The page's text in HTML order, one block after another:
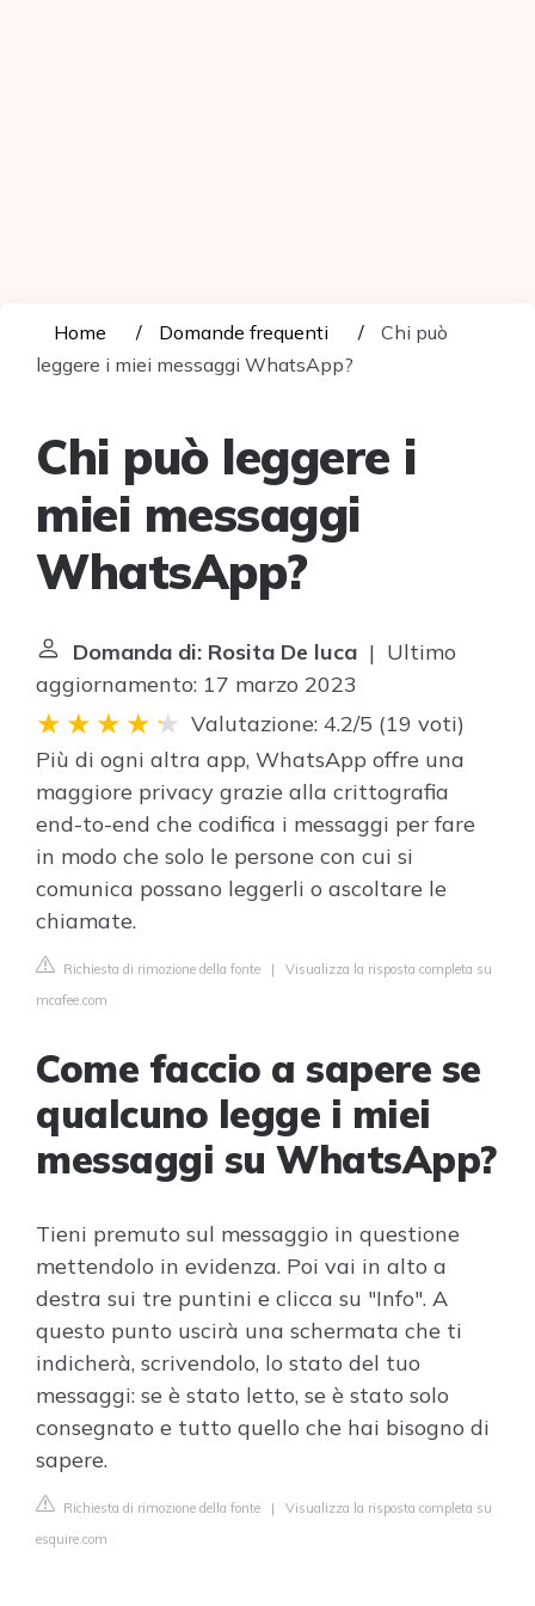
Home Domande frequenti
Chi può
leggere i miei messaggi WhatsApp?
Chi può leggere i
miei messaggi
WhatsApp?
Domanda di: Rosita De luca | Ultimo
aggiornamento: 17 marzo 2023
Valutazione: 4.2/5 (19 voti)
Più di ogni altra app, WhatsApp offre una
maggiore privacy grazie alla crittografia
end-to-end che codifica i messaggi per fare
in modo che solo le persone con cui si
comunica possano leggerli o ascoltare le
chiamate.
Richiesta di rimozione della fonte | Visualizza la risposta completa su
mcafee.com
Come faccio a sapere se
qualcuno legge i miei
messaggi su WhatsApp?
Tieni premuto sul messaggio in questione
mettendolo in evidenza. Poi vai in alto a
destra sui tre puntini e clicca su "Info". A
questo punto uscirà una schermata che ti
indicherà, scrivendolo, lo stato del tuo
messaggi: se è stato letto, se è stato solo
consegnato e tutto quello che hai bisogno di
sapere.
Richiesta di rimozione della fonte | Visualizza la risposta completa su
esquire.com